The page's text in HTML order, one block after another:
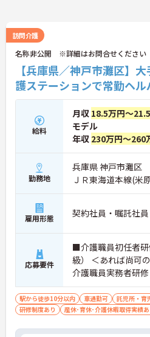
しないため、生活リズムを整えなが
・完全週休2日制（曜日固定）を採用
により、先々の予定が立てやすくプ
間をしっかりと確保できる環境です
【専門資格を活かした収入アップと
形成が期待できます】
・資格手当が支給されるほか、年2回
個人の頑張りが給与に還元される仕
・サービス提供責任者や管理者への
も目指せます
・記録票の提出やシフト確認をすべ
ンで行えるため、手書きの書類作成
動の手間が省けケア業務に集中でき
・定期的な面談を通じて上司がフォ
あり、訪問介護でありながら孤立す
ムの支援を受けながら業務に取り組
訪問介護
名称非公開 ※詳細はお問合せください
【兵庫県／神戸市灘区】
護ステーションで常勤ヘル
給料
月収 18.5万円～
モデル
年収 230万円～260
勤務地
兵庫県 神戸市灘区
ＪＲ東海道本線(米
雇用形態 契約社員・嘱託社員
応募要件
■介護職員初任者
級） ＜あれば尚可
介護職員実務者研
介護職員基礎研修）
駅から徒歩10分以内 車通勤可 託児所・育
研修制度あり
産休･育休･介護休暇取得実績あ